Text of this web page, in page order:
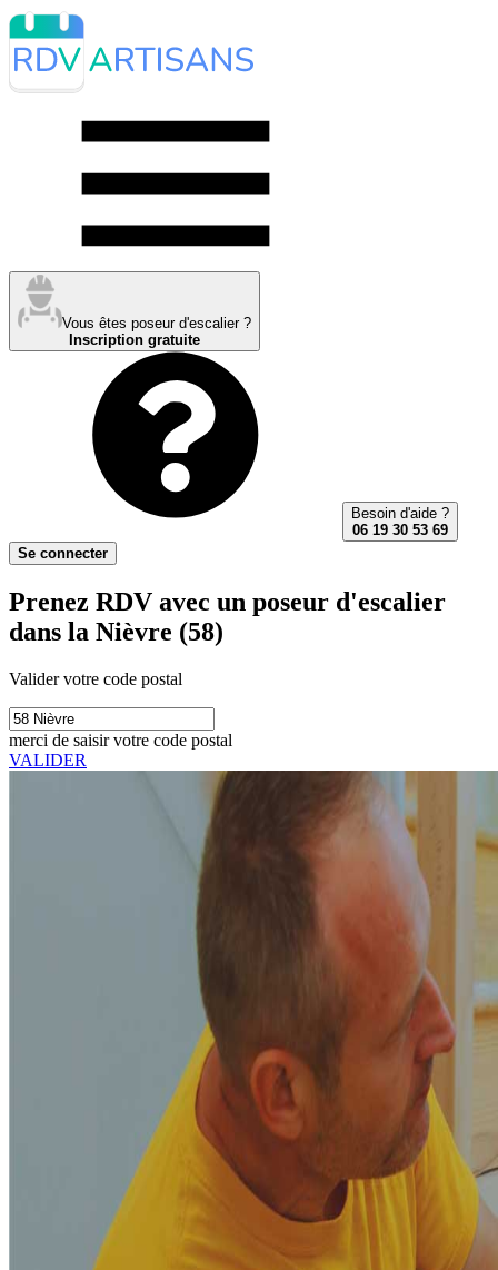
Vous êtes poseur d'escalier ?
Inscription gratuite
Besoin d'aide ?
06 19 30 53 69
Se connecter
Prenez RDV avec un poseur d'escalier
dans la Nièvre (58)
Valider votre code postal
merci de saisir votre code postal
VALIDER